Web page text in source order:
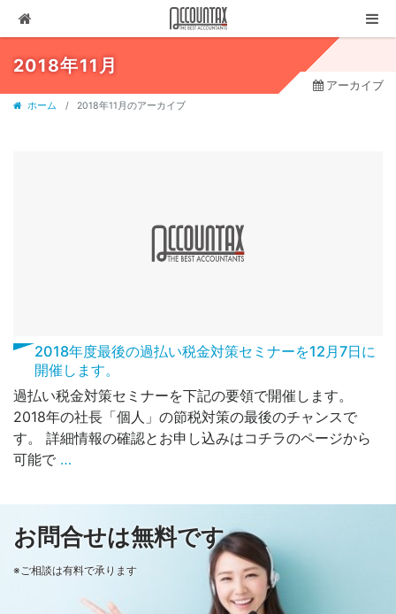
採用情報
セミナー・講演
2018年11月
アーカイブ
ホーム 2018年11月のアーカイブ
2018年度最後の過払い税金対策セミナーを12月7日に
開催します。
過払い税金対策セミナーを下記の要領で開催します。
2018年の社長「個人」の節税対策の最後のチャンスで
す。 詳細情報の確認とお申し込みはコチラのページから
可能で …
お問合せは無料です
※ご相談は有料で承ります